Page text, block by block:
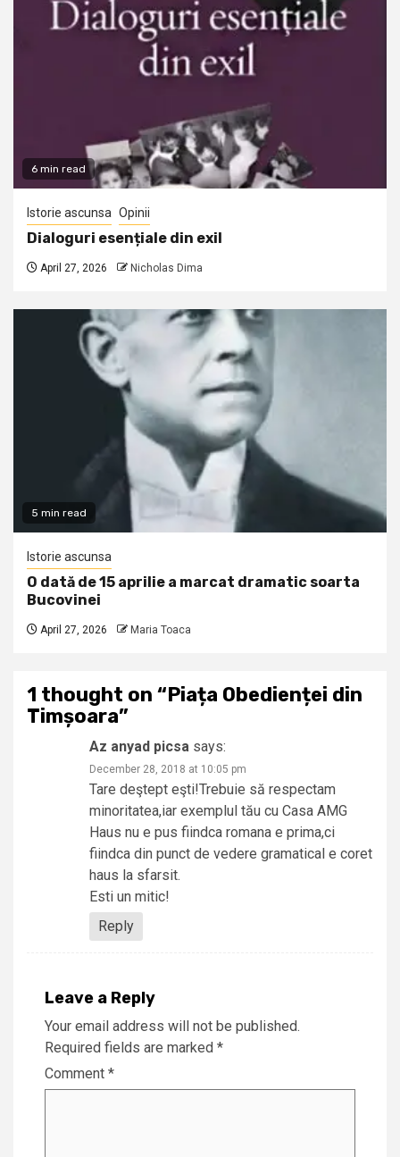
6 min read
Istorie ascunsa Opinii
Dialoguri esențiale din exil
April 27, 2026 Nicholas Dima
5 min read
Istorie ascunsa
O dată de 15 aprilie a marcat dramatic soarta
Bucovinei
April 27, 2026 Maria Toaca
1 thought on “Piața Obedienței din
Timșoara”
Az anyad picsa says:
December 28, 2018 at 10:05 pm
Tare deştept eşti!Trebuie să respectam
minoritatea,iar exemplul tău cu Casa AMG
Haus nu e pus fiindca romana e prima,ci
fiindca din punct de vedere gramatical e coret
haus la sfarsit.
Esti un mitic!
Reply
Leave a Reply
Your email address will not be published.
Required fields are marked *
Comment *